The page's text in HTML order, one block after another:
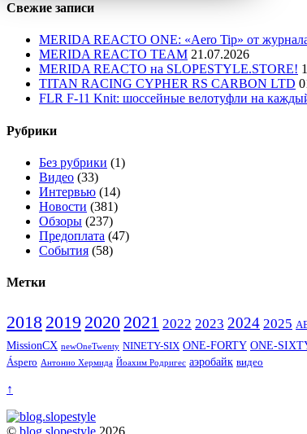
Свежие записи
MERIDA REACTO ONE: «Aero Tip» от
MERIDA REACTO TEAM 21.07.2026
MERIDA REACTO на SLOPESTYLE.STORE!
TITAN RACING CYPHER RS CARBON LTD
FLR F-11 Knit: шоссейные велотуфли на
Рубрики
Без рубрики (1)
Видео (33)
Интервью (14)
Новости (381)
Обзоры (237)
Предоплата (47)
События (58)
Метки
2018 2019 2020 2021 2022 2023 2024 2025
MissionCX newOneTwenty NINETY-SIX ONE-FORTY ONE-
Áspero Антонио Хермида Йоахим Родригес аэробайк видео
↑